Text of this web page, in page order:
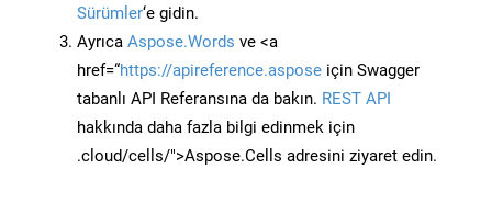
Sürümler‘e gidin.
Ayrıca Aspose.Words ve <a
href=“https://apireference.aspose için Swagger
tabanlı API Referansına da bakın. REST API
hakkında daha fazla bilgi edinmek için
.cloud/cells/">Aspose.Cells adresini ziyaret edin.